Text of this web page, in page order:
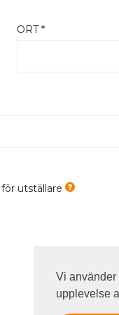
Vi använder
upplevelse
ORT *
utställare